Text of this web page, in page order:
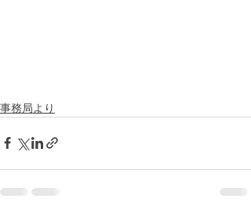
事務局より